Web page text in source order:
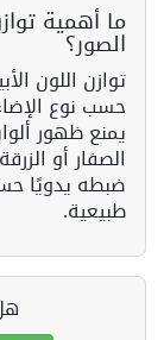
الصور؟
توازن اللون
حسب نوع
يمنع ظهور
الصفار أو
ضبطه يدويًا
طبيعية.